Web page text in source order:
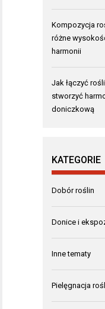
Kompozycja
różne
harmonii
Jak łączyć
stworzyć
doniczkową
KATEGORIE
Dobór roślin
Donice i
Inne tematy
Pielęgnacja